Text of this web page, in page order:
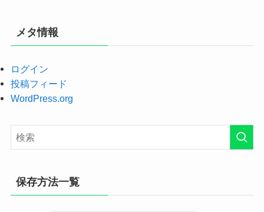
メタ情報
ログイン
投稿フィード
WordPress.org
保存方法一覧